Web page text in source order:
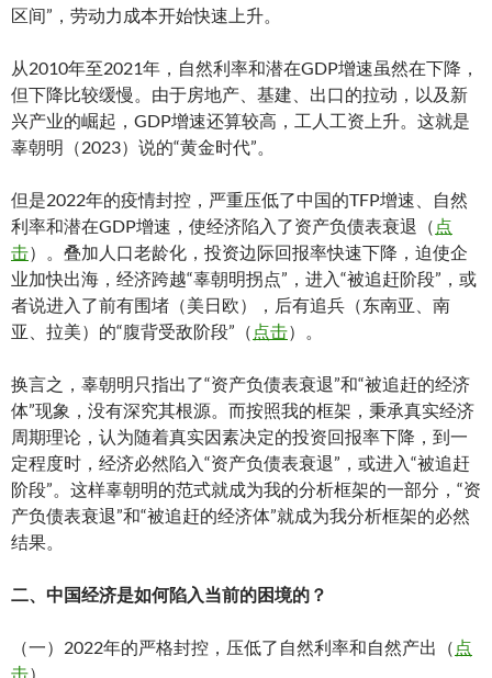
区间”，劳动力成本开始快速上升。
从2010年至2021年，自然利率和潜在GDP增速虽然在下降，
但下降比较缓慢。由于房地产、基建、出口的拉动，以及新
兴产业的崛起，GDP增速还算较高，工人工资上升。这就是
辜朝明（2023）说的“黄金时代”。
但是2022年的疫情封控，严重压低了中国的TFP增速、自然
利率和潜在GDP增速，使经济陷入了资产负债表衰退（ 点
击）。叠加人口老龄化，投资边际回报率快速下降，迫使企
业加快出海，经济跨越“辜朝明拐点”，进入“被追赶阶段”，或
者说进入了前有围堵（美日欧），后有追兵（东南亚、南
亚、拉美）的“腹背受敌阶段”（ 点击）。
换言之，辜朝明只指出了“资产负债表衰退”和“被追赶的经济
体”现象，没有深究其根源。而按照我的框架，秉承真实经济
周期理论，认为随着真实因素决定的投资回报率下降，到一
定程度时，经济必然陷入“资产负债表衰退”，或进入“被追赶
阶段”。这样辜朝明的范式就成为我的分析框架的一部分，“资
产负债表衰退”和“被追赶的经济体”就成为我分析框架的必然
结果。
二、中国经济是如何陷入当前的困境的？
（一）2022年的严格封控，压低了自然利率和自然产出（ 点
击）